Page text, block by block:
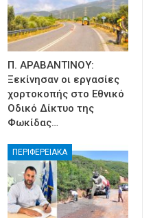
Π. ΑΡΑΒΑΝΤΙΝΟΥ:
Ξεκίνησαν οι εργασίες
χορτοκοπής στο Εθνικό
Οδικό Δίκτυο της
Φωκίδας…
ΠΕΡΙΦΕΡΕΙΑΚΑ